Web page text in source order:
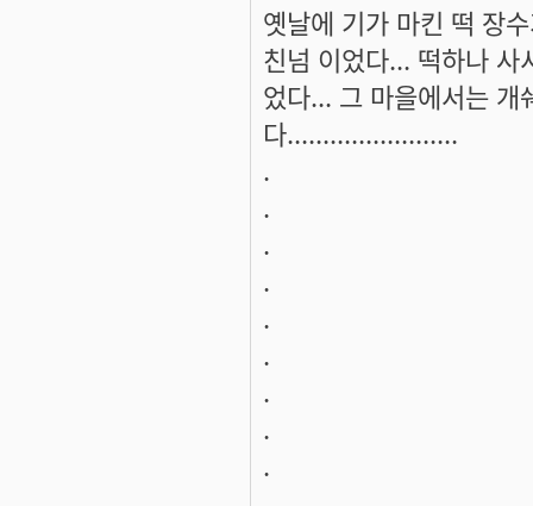
옛날에 기가 마킨 떡 장
친넘 이었다... 떡하나 사
었다... 그 마을에서는
다........................
.
.
.
.
.
.
.
.
.